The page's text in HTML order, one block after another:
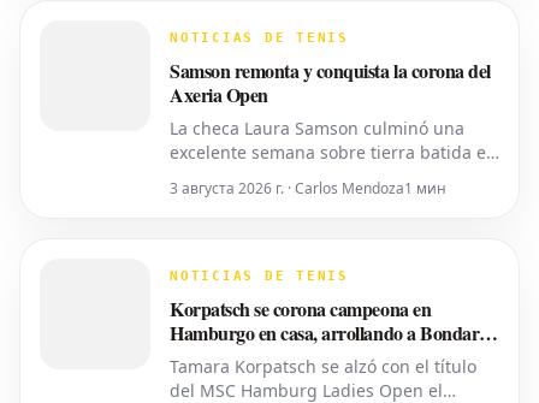
femenino, a pesar de que elogiaron una
colocar
NOTICIAS DE TENIS
Samson remonta y conquista la corona del
Axeria Open
La checa Laura Samson culminó una
excelente semana sobre tierra batida en
para derrotar a la máxima favorita, la
2026, impulsado por Intaro Sport. El
3 августа 2026 г. · Carlos Mendoza1 мин
NOTICIAS DE TENIS
Korpatsch se corona campeona en
Hamburgo en casa, arrollando a Bondar
en sets corridos
Tamara Korpatsch se alzó con el título
del MSC Hamburg Ladies Open el